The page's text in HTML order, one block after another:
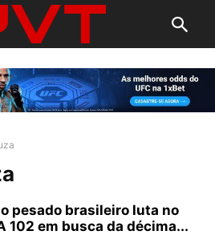
pesado brasileiro luta no
102 em busca da décima...